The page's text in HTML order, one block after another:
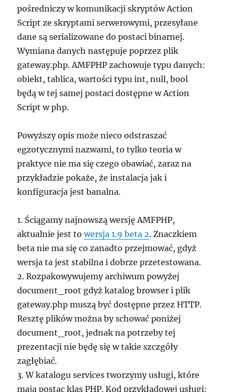
pośredniczy w komunikacji skryptów Action
Script ze skryptami serwerowymi, przesyłane
dane są serializowane do postaci binarnej.
Wymiana danych następuje poprzez plik
gateway.php. AMFPHP zachowuje typu danych:
obiekt, tablica, wartości typu int, null, bool
będą w tej samej postaci dostępne w Action
Script w php.
Powyższy opis może nieco odstraszać
egzotycznymi nazwami, to tylko teoria w
praktyce nie ma się czego obawiać, zaraz na
przykładzie pokaże, że instalacja jak i
konfiguracja jest banalna.
1. Ściągamy najnowszą wersję AMFPHP,
aktualnie jest towersja 1.9 beta 2. Znaczkiem
beta nie ma się co zanadto przejmować, gdyż
wersja ta jest stabilna i dobrze przetestowana.
2. Rozpakowywujemy archiwum powyżej
document_root gdyż katalog browser i plik
gateway.php muszą być dostępne przez HTTP.
Resztę plików można by schować poniżej
document_root, jednak na potrzeby tej
prezentacji nie będę się w takie szczgóły
zagłębiać.
3. W katalogu services tworzymy usługi, które
maja postac klas PHP. Kod przykładowej usługi: